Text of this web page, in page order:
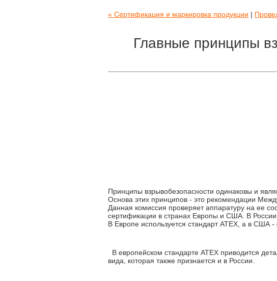
« Сертификация и маркировка продукции |
Главные принципы
Принципы взрывобезопасности одинаковы и
Основа этих принципов - это рекомендации
Данная комиссия проверяет аппаратуру на ее
сертификации в странах Европы и США. В
В Европе используется стандарт ATEX, а в США -
В европейском стандарте ATEX приводится
вида, которая также признается и в России.